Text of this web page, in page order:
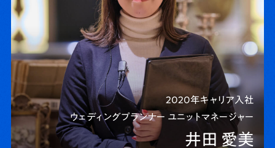
2020年キャリア入社
ウェディングプランナー ユニットマネージャー
井田 愛美